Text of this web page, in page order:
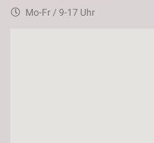
Mo-Fr / 9-17 Uhr